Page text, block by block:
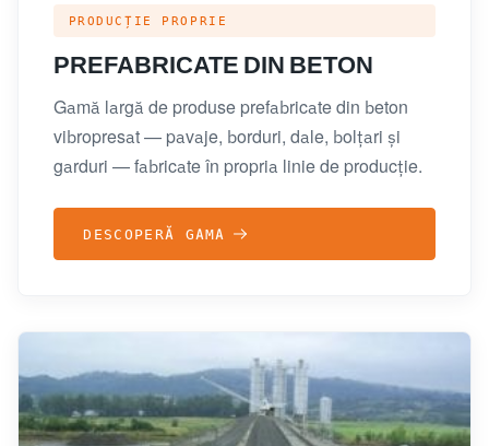
PRODUCȚIE PROPRIE
PREFABRICATE DIN BETON
Gamă largă de produse prefabricate din beton
vibropresat — pavaje, borduri, dale, bolțari și
garduri — fabricate în propria linie de producție.
DESCOPERĂ GAMA